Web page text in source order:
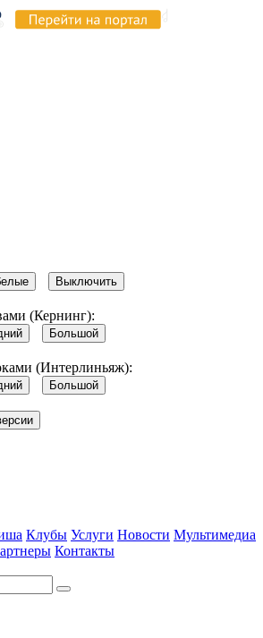
Выключить
(Кернинг):
Большой
(Интерлиньяж):
Большой
Клубы Услуги Новости Мультимедиа
Контакты